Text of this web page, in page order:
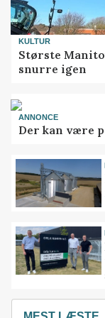
KULTUR
Største
snurre igen
ANNONCE
Der kan være